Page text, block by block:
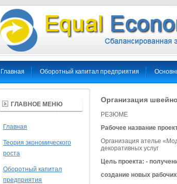
Главная Оборотный капитал предприятия
Организация
РЕЗЮМЕ
Рабочее название
Организация ателье
декоративных услуг
Цель проекта: -
создание новых
ГЛАВНОЕ МЕНЮ
Главная
Теория экономического
роста
Оборотный капитал
предприятия